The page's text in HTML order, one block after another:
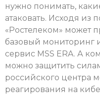
нужно понимать,
атаковать. Исходя из
«Ростелеком» может
базовый мониторинг
сервис MSS ERA. А
можно защитить
российского центра
реагирования на